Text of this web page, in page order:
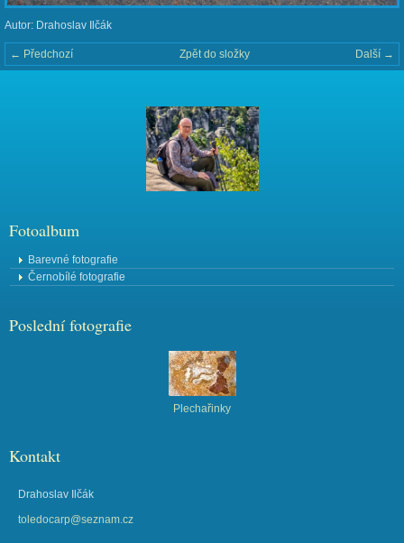
Autor: Drahoslav Ilčák
← Předchozí Další →
Zpět do složky
Fotoalbum
Barevné fotografie
Černobílé fotografie
Poslední fotografie
Plechařinky
Kontakt
Drahoslav Ilčák
toledocarp@seznam.cz